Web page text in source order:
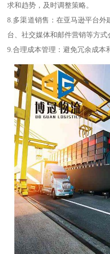
求和趋势，及时调整策略。
8.多渠道销售：在亚马逊平台
台、社交媒体和邮件营销等方式
9.合理成本管理：避免冗余成本